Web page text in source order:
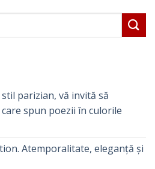
parizian, vă invită să
spun poezii în culorile
Atemporalitate, eleganță și